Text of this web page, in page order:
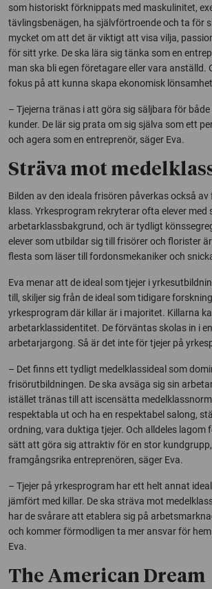
som historiskt förknippats med maskulinitet,
tävlingsbenägen, ha självförtroende och ta för
mycket om att det är viktigt att visa vilja,
för sitt yrke. De ska lära sig tänka som en
man ska bli egen företagare eller vara anställd.
fokus på att kunna skapa ekonomisk
– Tjejerna tränas i att göra sig säljbara för
kunder. De lär sig prata om sig själva som ett
och agera som en entreprenör, säger Eva.
Sträva mot
Bilden av den ideala frisören påverkas också
klass. Yrkesprogram rekryterar ofta elever med
arbetarklassbakgrund, och är tydligt
elever som utbildar sig till frisörer och florister
flesta som läser till fordonsmekaniker och
Eva menar att de ideal som tjejer i
till, skiljer sig från de ideal som tidigare
yrkesprogram där killar är i majoritet. Killarna
arbetarklassidentitet. De förväntas skolas in i
arbetarjargong. Så är det inte för tjejer på
– Det finns ett tydligt medelklassideal som
frisörutbildningen. De ska avsäga sig sin
istället tränas till att iscensätta
respektabla ut och ha en respektabel salong,
ordning, vara duktiga tjejer. Och alldeles lagom
sätt att göra sig attraktiv för en stor
framgångsrika entreprenören, säger Eva.
– Tjejer på yrkesprogram har ett helt annat
jämfört med killar. De ska sträva mot
har de svårare att etablera sig på
och kommer förmodligen ta mer ansvar för
Eva.
The American Dream